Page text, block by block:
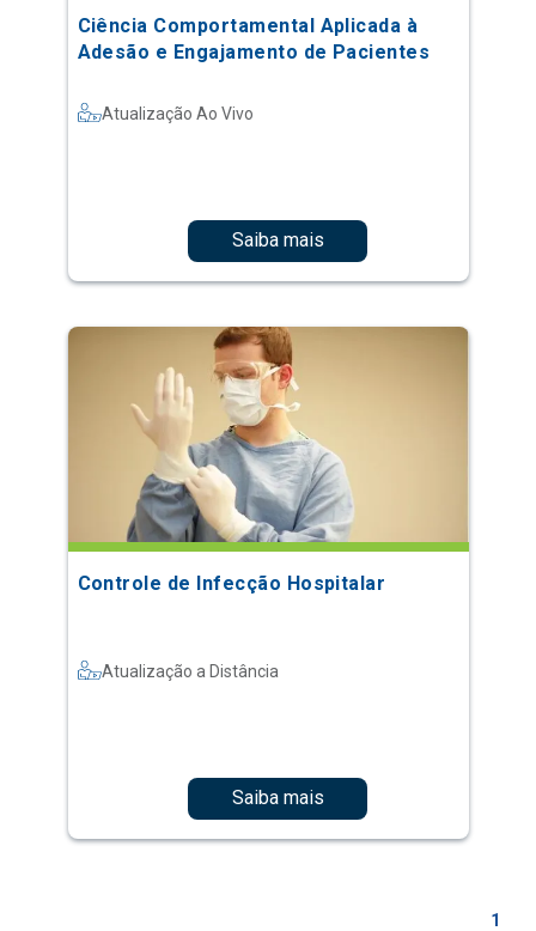
Ciência Comportamental Aplicada à
Adesão e Engajamento de Pacientes
Atualização Ao Vivo
Saiba mais
Controle de Infecção Hospitalar
Atualização a Distância
Saiba mais
1